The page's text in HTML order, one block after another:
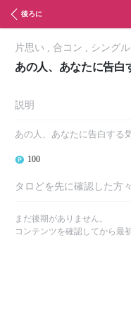
後ろに
片思い , 合コン , シングル
あの人、あなたに告白
説明
あの人、あなたに告白する
100
タロどを先に確認した方
まだ後期がありません。
コンテンツを確認してから最